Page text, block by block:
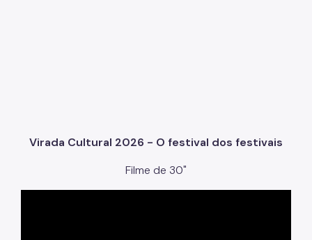
Virada Cultural 2026 - O festival dos festivais
Filme de 30"